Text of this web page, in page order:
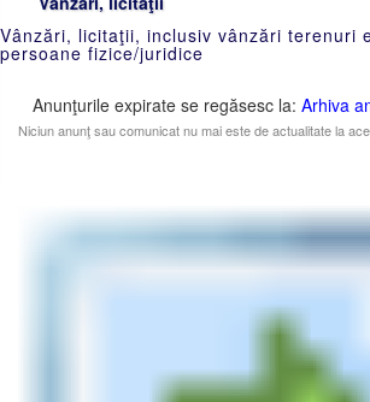
Vânzări, licitaţii, inclusiv vânzări terenuri
persoane fizice/juridice
Anunţurile expirate se regăsesc la: Arhiva
Niciun anunţ sau comunicat nu mai este de actualitate la